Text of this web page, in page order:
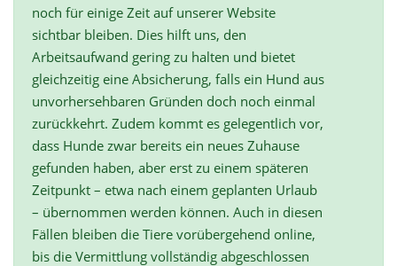
noch für einige Zeit auf unserer Website
sichtbar bleiben. Dies hilft uns, den
Arbeitsaufwand gering zu halten und bietet
gleichzeitig eine Absicherung, falls ein Hund aus
unvorhersehbaren Gründen doch noch einmal
zurückkehrt. Zudem kommt es gelegentlich vor,
dass Hunde zwar bereits ein neues Zuhause
gefunden haben, aber erst zu einem späteren
Zeitpunkt – etwa nach einem geplanten Urlaub
– übernommen werden können. Auch in diesen
Fällen bleiben die Tiere vorübergehend online,
bis die Vermittlung vollständig abgeschlossen